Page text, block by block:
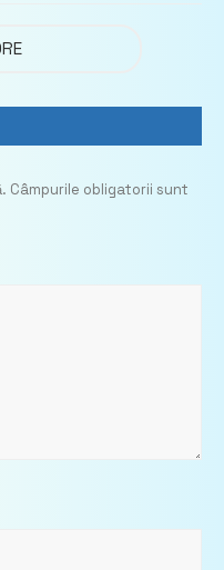
Câmpurile obligatorii sunt